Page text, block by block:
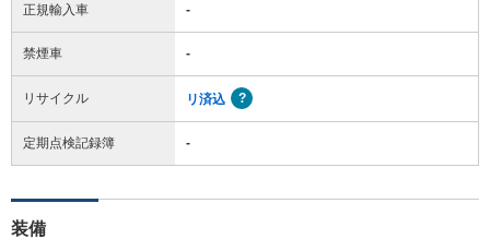
正規輸入車 -
禁煙車 -
リサイクル リ済込
定期点検記録簿 -
装備